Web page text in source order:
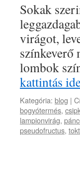
Sokak
virágot,
színkeverő
lombok
kattintás
Kategória: blog |
bogyótermés,
lampionvirág,
pseudofructus,